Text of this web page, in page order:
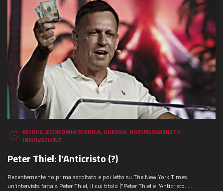
AMORE, ECONOMIA SFERICA, GUERRA, HUMANOVABILITY,
INNOVAZIONE
Peter Thiel: l'Anticristo (?)
Recentemente ho prima ascoltato e poi letto su The New York Times
un'intervista fatta a Peter Thiel, il cui titolo ("Peter Thiel e l'Anticristo. ...